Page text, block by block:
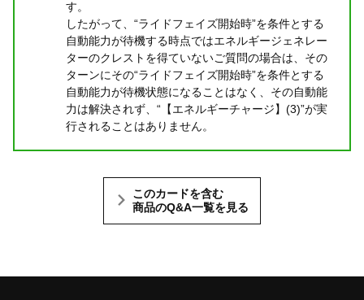
す。
したがって、“ライドフェイズ開始時”を条件とする
自動能力が待機する時点ではエネルギージェネレー
ターのクレストを得ていないご質問の場合は、その
ターンにその“ライドフェイズ開始時”を条件とする
自動能力が待機状態になることはなく、その自動能
力は解決されず、“【エネルギーチャージ】(3)”が実
行されることはありません。
このカードを含む
商品のQ&A一覧を見る